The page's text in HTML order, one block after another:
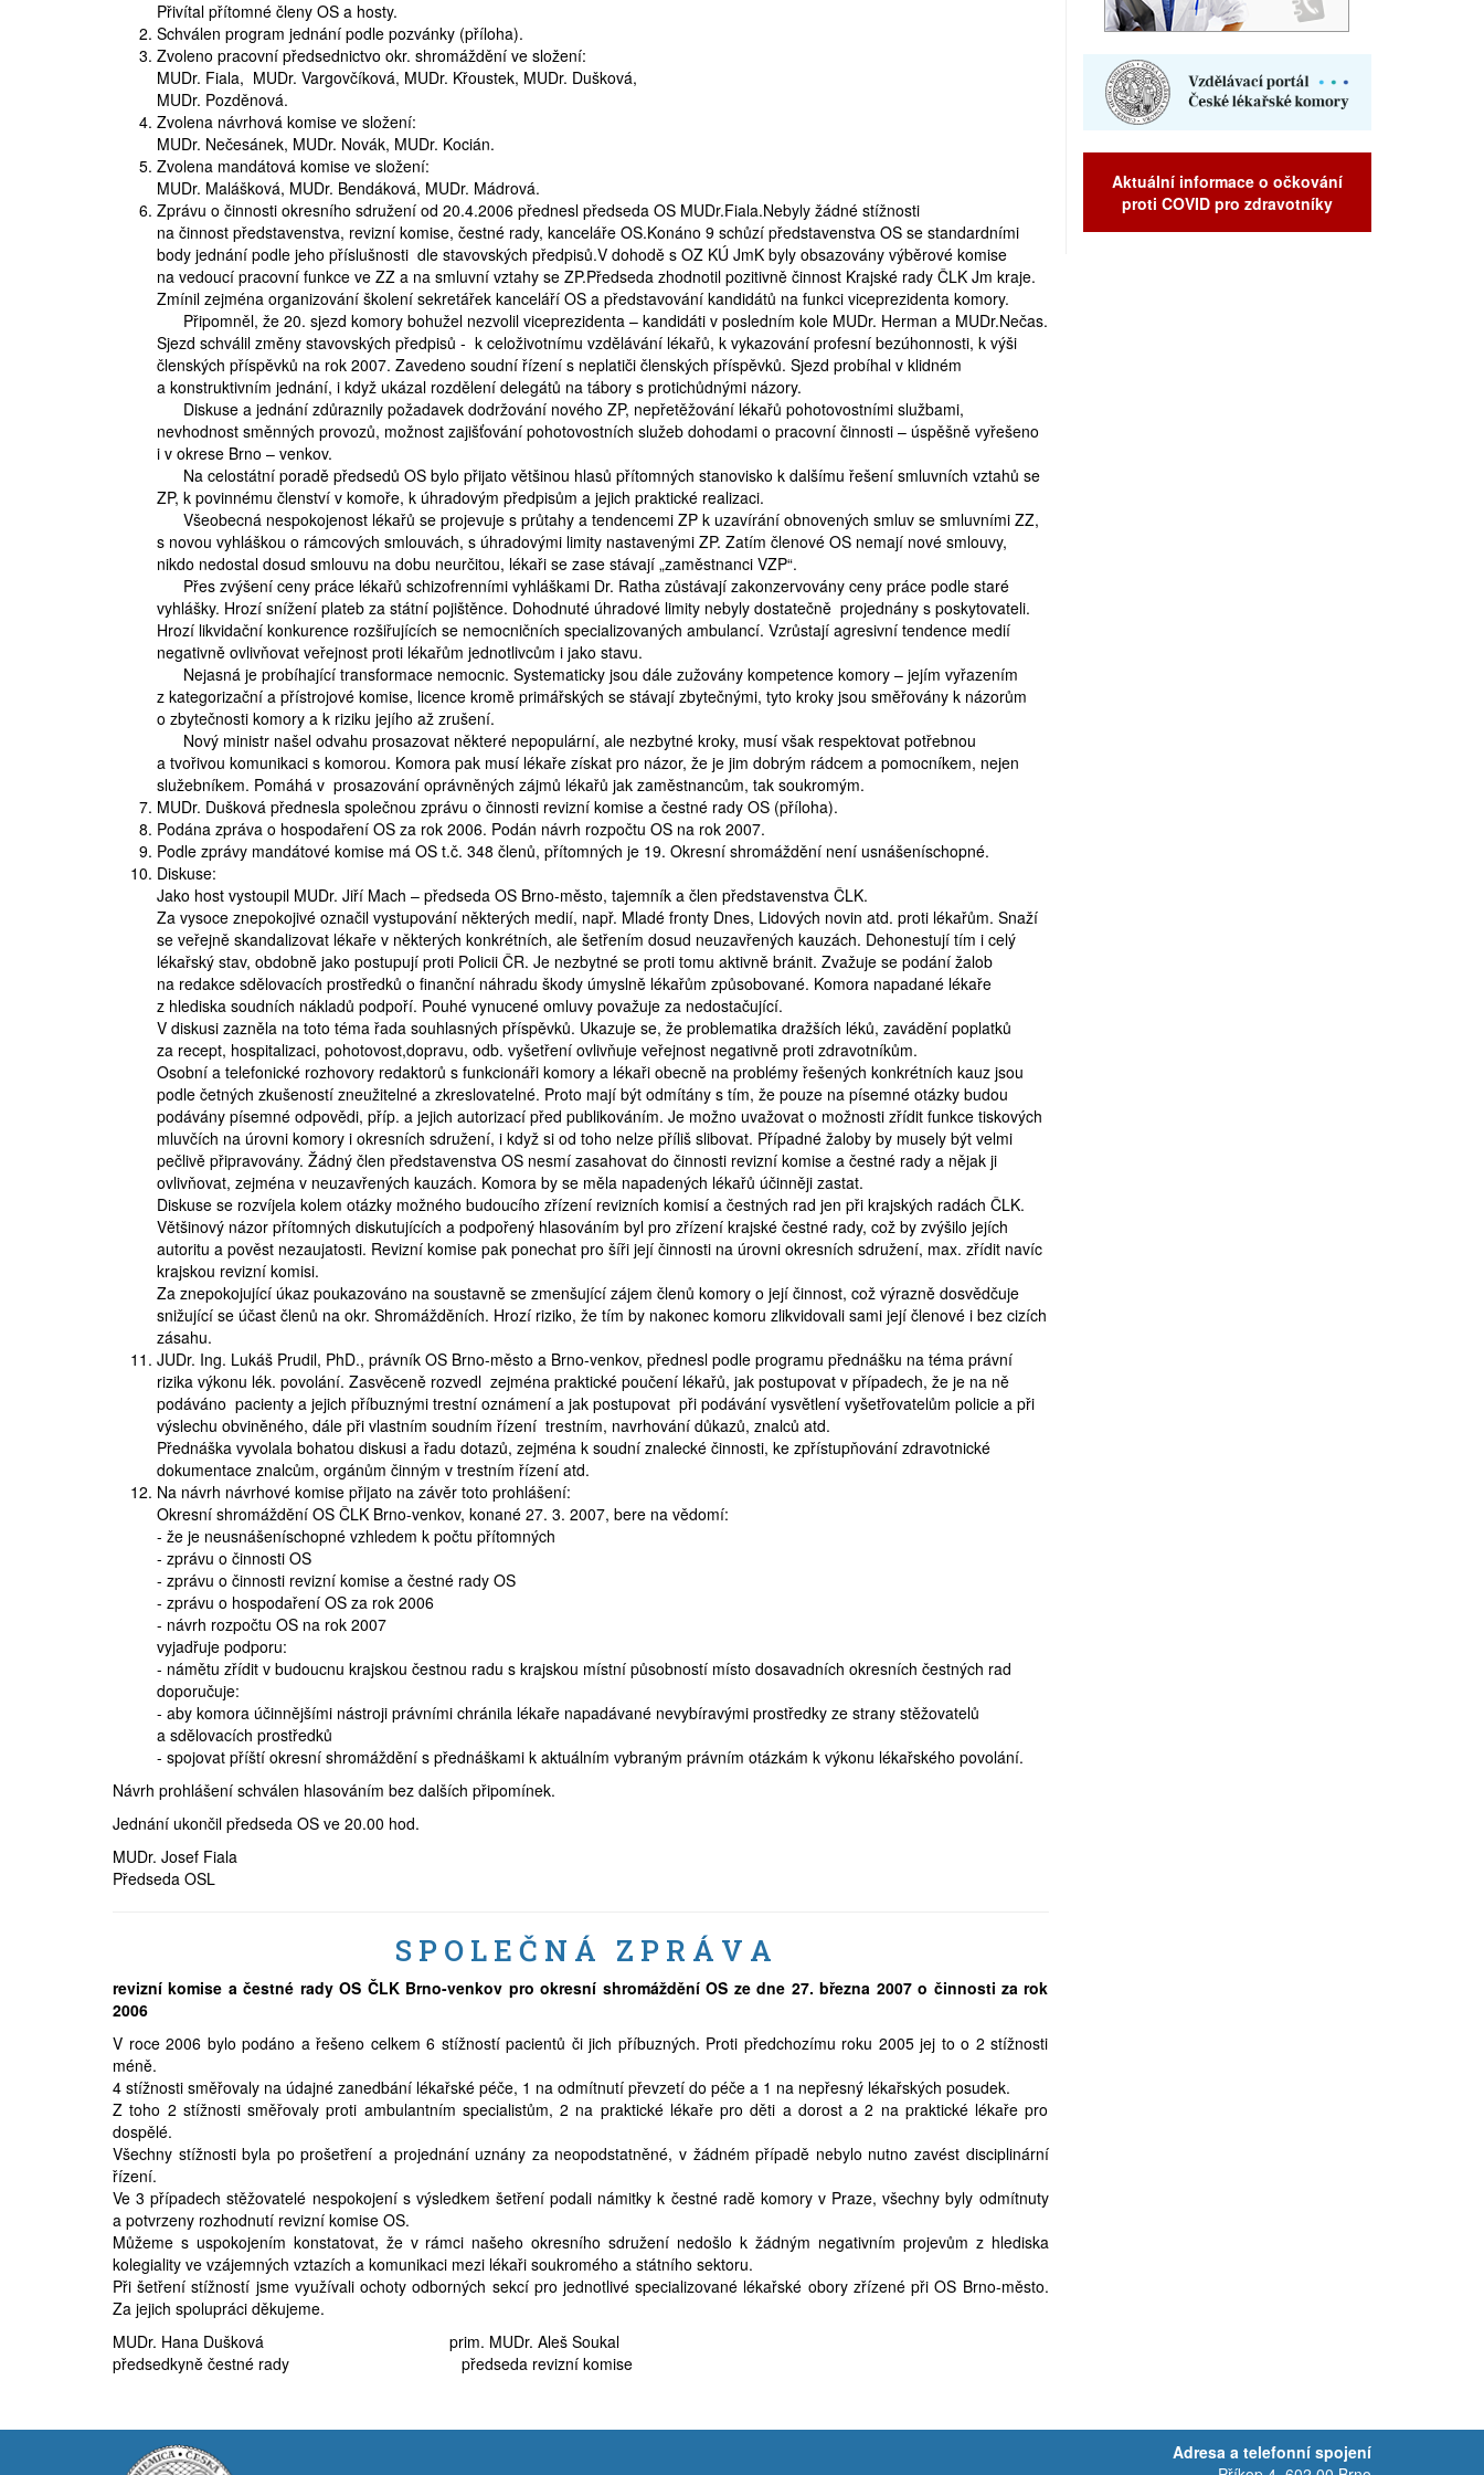
Přivítal přítomné členy OS a hosty.
Schválen program jednání podle pozvánky (příloha).
Zvoleno pracovní předsednictvo okr. shromáždění ve složení:
MUDr. Fiala, MUDr. Vargovčíková, MUDr. Křoustek, MUDr. Dušková,
MUDr. Pozděnová.
Zvolena návrhová komise ve složení:
MUDr. Nečesánek, MUDr. Novák, MUDr. Kocián.
Zvolena mandátová komise ve složení:
MUDr. Malášková, MUDr. Bendáková, MUDr. Mádrová.
Zprávu o činnosti okresního sdružení od 20.4.2006 přednesl předseda OS MUDr.Fiala.Nebyly žádné stížnosti
na činnost představenstva, revizní komise, čestné rady, kanceláře OS.Konáno 9 schůzí představenstva OS se standardními
body jednání podle jeho příslušnosti dle stavovských předpisů.V dohodě s OZ KÚ JmK byly obsazovány výběrové komise
na vedoucí pracovní funkce ve ZZ a na smluvní vztahy se ZP.Předseda zhodnotil pozitivně činnost Krajské rady ČLK Jm kraje.
Zmínil zejména organizování školení sekretářek kanceláří OS a představování kandidátů na funkci viceprezidenta komory.
Připomněl, že 20. sjezd komory bohužel nezvolil viceprezidenta – kandidáti v posledním kole MUDr. Herman a MUDr.Nečas.
Sjezd schválil změny stavovských předpisů - k celoživotnímu vzdělávání lékařů, k vykazování profesní bezúhonnosti, k výši
členských příspěvků na rok 2007. Zavedeno soudní řízení s neplatiči členských příspěvků. Sjezd probíhal v klidném
a konstruktivním jednání, i když ukázal rozdělení delegátů na tábory s protichůdnými názory.
Diskuse a jednání zdůraznily požadavek dodržování nového ZP, nepřetěžování lékařů pohotovostními službami,
nevhodnost směnných provozů, možnost zajišťování pohotovostních služeb dohodami o pracovní činnosti – úspěšně vyřešeno
i v okrese Brno – venkov.
Na celostátní poradě předsedů OS bylo přijato většinou hlasů přítomných stanovisko k dalšímu řešení smluvních vztahů se
ZP, k povinnému členství v komoře, k úhradovým předpisům a jejich praktické realizaci.
Všeobecná nespokojenost lékařů se projevuje s průtahy a tendencemi ZP k uzavírání obnovených smluv se smluvními ZZ,
s novou vyhláškou o rámcových smlouvách, s úhradovými limity nastavenými ZP. Zatím členové OS nemají nové smlouvy,
nikdo nedostal dosud smlouvu na dobu neurčitou, lékaři se zase stávají „zaměstnanci VZP“.
Přes zvýšení ceny práce lékařů schizofrenními vyhláškami Dr. Ratha zůstávají zakonzervovány ceny práce podle staré
vyhlášky. Hrozí snížení plateb za státní pojištěnce. Dohodnuté úhradové limity nebyly dostatečně projednány s poskytovateli.
Hrozí likvidační konkurence rozšiřujících se nemocničních specializovaných ambulancí. Vzrůstají agresivní tendence medií
negativně ovlivňovat veřejnost proti lékařům jednotlivcům i jako stavu.
Nejasná je probíhající transformace nemocnic. Systematicky jsou dále zužovány kompetence komory – jejím vyřazením
z kategorizační a přístrojové komise, licence kromě primářských se stávají zbytečnými, tyto kroky jsou směřovány k názorům
o zbytečnosti komory a k riziku jejího až zrušení.
Nový ministr našel odvahu prosazovat některé nepopulární, ale nezbytné kroky, musí však respektovat potřebnou
a tvořivou komunikaci s komorou. Komora pak musí lékaře získat pro názor, že je jim dobrým rádcem a pomocníkem, nejen
služebníkem. Pomáhá v prosazování oprávněných zájmů lékařů jak zaměstnancům, tak soukromým.
MUDr. Dušková přednesla společnou zprávu o činnosti revizní komise a čestné rady OS (příloha).
Podána zpráva o hospodaření OS za rok 2006. Podán návrh rozpočtu OS na rok 2007.
Podle zprávy mandátové komise má OS t.č. 348 členů, přítomných je 19. Okresní shromáždění není usnášeníschopné.
Diskuse:
Jako host vystoupil MUDr. Jiří Mach – předseda OS Brno-město, tajemník a člen představenstva ČLK.
Za vysoce znepokojivé označil vystupování některých medií, např. Mladé fronty Dnes, Lidových novin atd. proti lékařům. Snaží
se veřejně skandalizovat lékaře v některých konkrétních, ale šetřením dosud neuzavřených kauzách. Dehonestují tím i celý
lékařský stav, obdobně jako postupují proti Policii ČR. Je nezbytné se proti tomu aktivně bránit. Zvažuje se podání žalob
na redakce sdělovacích prostředků o finanční náhradu škody úmyslně lékařům způsobované. Komora napadané lékaře
z hlediska soudních nákladů podpoří. Pouhé vynucené omluvy považuje za nedostačující.
V diskusi zazněla na toto téma řada souhlasných příspěvků. Ukazuje se, že problematika dražších léků, zavádění poplatků
za recept, hospitalizaci, pohotovost,dopravu, odb. vyšetření ovlivňuje veřejnost negativně proti zdravotníkům.
Osobní a telefonické rozhovory redaktorů s funkcionáři komory a lékaři obecně na problémy řešených konkrétních kauz jsou
podle četných zkušeností zneužitelné a zkreslovatelné. Proto mají být odmítány s tím, že pouze na písemné otázky budou
podávány písemné odpovědi, příp. a jejich autorizací před publikováním. Je možno uvažovat o možnosti zřídit funkce tiskových
mluvčích na úrovni komory i okresních sdružení, i když si od toho nelze příliš slibovat. Případné žaloby by musely být velmi
pečlivě připravovány. Žádný člen představenstva OS nesmí zasahovat do činnosti revizní komise a čestné rady a nějak ji
ovlivňovat, zejména v neuzavřených kauzách. Komora by se měla napadených lékařů účinněji zastat.
Diskuse se rozvíjela kolem otázky možného budoucího zřízení revizních komisí a čestných rad jen při krajských radách ČLK.
Většinový názor přítomných diskutujících a podpořený hlasováním byl pro zřízení krajské čestné rady, což by zvýšilo jejích
autoritu a pověst nezaujatosti. Revizní komise pak ponechat pro šíři její činnosti na úrovni okresních sdružení, max. zřídit navíc
krajskou revizní komisi.
Za znepokojující úkaz poukazováno na soustavně se zmenšující zájem členů komory o její činnost, což výrazně dosvědčuje
snižující se účast členů na okr. Shromážděních. Hrozí riziko, že tím by nakonec komoru zlikvidovali sami její členové i bez cizích
zásahu.
JUDr. Ing. Lukáš Prudil, PhD., právník OS Brno-město a Brno-venkov, přednesl podle programu přednášku na téma právní
rizika výkonu lék. povolání. Zasvěceně rozvedl zejména praktické poučení lékařů, jak postupovat v případech, že je na ně
podáváno pacienty a jejich příbuznými trestní oznámení a jak postupovat při podávání vysvětlení vyšetřovatelům policie a při
výslechu obviněného, dále při vlastním soudním řízení trestním, navrhování důkazů, znalců atd.
Přednáška vyvolala bohatou diskusi a řadu dotazů, zejména k soudní znalecké činnosti, ke zpřístupňování zdravotnické
dokumentace znalcům, orgánům činným v trestním řízení atd.
Na návrh návrhové komise přijato na závěr toto prohlášení:
Okresní shromáždění OS ČLK Brno-venkov, konané 27. 3. 2007, bere na vědomí:
- že je neusnášeníschopné vzhledem k počtu přítomných
- zprávu o činnosti OS
- zprávu o činnosti revizní komise a čestné rady OS
- zprávu o hospodaření OS za rok 2006
- návrh rozpočtu OS na rok 2007
vyjadřuje podporu:
- námětu zřídit v budoucnu krajskou čestnou radu s krajskou místní působností místo dosavadních okresních čestných rad
doporučuje:
- aby komora účinnějšími nástroji právními chránila lékaře napadávané nevybíravými prostředky ze strany stěžovatelů
a sdělovacích prostředků
- spojovat příští okresní shromáždění s přednáškami k aktuálním vybraným právním otázkám k výkonu lékařského povolání.
Návrh prohlášení schválen hlasováním bez dalších připomínek.
Jednání ukončil předseda OS ve 20.00 hod.
MUDr. Josef Fiala
Předseda OSL
S P O L E Č N Á Z P R Á V A
revizní komise a čestné rady OS ČLK Brno-venkov pro okresní shromáždění OS ze dne 27. března 2007 o činnosti za rok
2006
V roce 2006 bylo podáno a řešeno celkem 6 stížností pacientů či jich příbuzných. Proti předchozímu roku 2005 jej to o 2 stížnosti
méně.
4 stížnosti směřovaly na údajné zanedbání lékařské péče, 1 na odmítnutí převzetí do péče a 1 na nepřesný lékařských posudek.
Z toho 2 stížnosti směřovaly proti ambulantním specialistům, 2 na praktické lékaře pro děti a dorost a 2 na praktické lékaře pro
dospělé.
Všechny stížnosti byla po prošetření a projednání uznány za neopodstatněné, v žádném případě nebylo nutno zavést disciplinární
řízení.
Ve 3 případech stěžovatelé nespokojení s výsledkem šetření podali námitky k čestné radě komory v Praze, všechny byly odmítnuty
a potvrzeny rozhodnutí revizní komise OS.
Můžeme s uspokojením konstatovat, že v rámci našeho okresního sdružení nedošlo k žádným negativním projevům z hlediska
kolegiality ve vzájemných vztazích a komunikaci mezi lékaři soukromého a státního sektoru.
Při šetření stížností jsme využívali ochoty odborných sekcí pro jednotlivé specializované lékařské obory zřízené při OS Brno-město.
Za jejich spolupráci děkujeme.
MUDr. Hana Dušková prim. MUDr. Aleš Soukal
předsedkyně čestné rady předseda revizní komise
Aktuální informace o očkování
proti COVID pro zdravotníky
Adresa a telefonní spojení
Pronájem a prodej ordinací